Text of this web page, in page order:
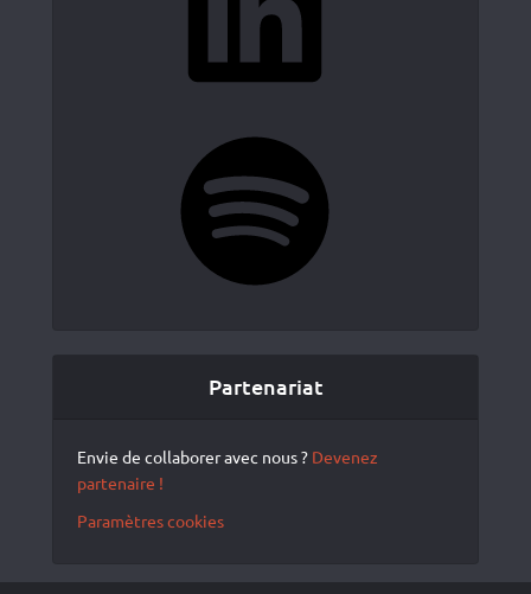
Partenariat
Envie de collaborer avec nous ? Devenez
partenaire !
Paramètres cookies